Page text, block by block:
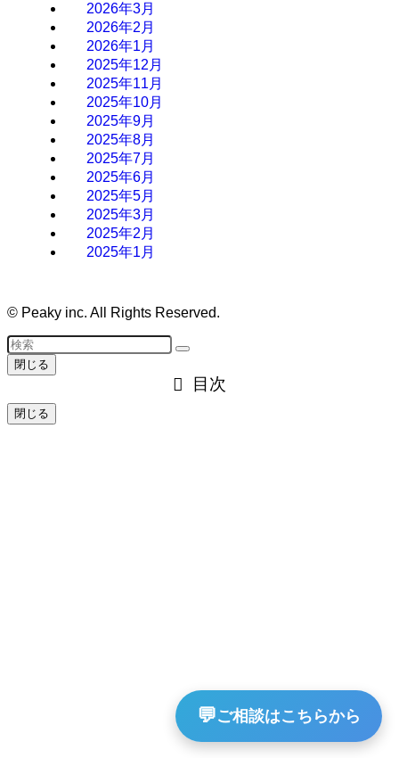
2026年3月
2026年2月
2026年1月
2025年12月
2025年11月
2025年10月
2025年9月
2025年8月
2025年7月
2025年6月
2025年5月
2025年3月
2025年2月
2025年1月
💬ご相談はこちらから
© Peaky inc. All Rights Reserved.
閉じる
目次
閉じる